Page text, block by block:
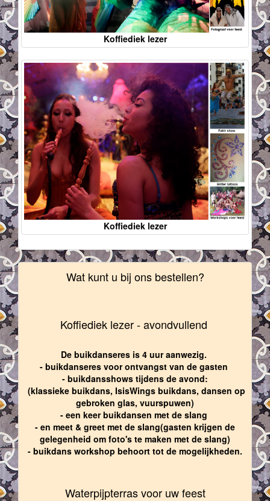
Koffiediek lezer
Koffiediek lezer
Wat kunt u bij ons bestellen?
Koffiediek lezer - avondvullend
De buikdanseres is 4 uur aanwezig.
- buikdanseres voor ontvangst van de gasten
- buikdansshows tijdens de avond:
(klassieke buikdans, IsisWings buikdans, dansen op
gebroken glas, vuurspuwen)
- een keer buikdansen met de slang
- en meet & greet met de slang(gasten krijgen de
gelegenheid om foto's te maken met de slang)
- buikdans workshop behoort tot de mogelijkheden.
Waterpijpterras voor uw feest